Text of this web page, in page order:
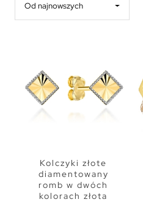
Od najnowszych
Kolczyki złote
diamentowany
romb w dwóch
kolorach złota